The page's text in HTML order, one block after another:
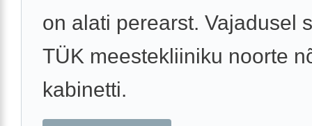
on alati perearst. Vajadusel
TÜK meestekliiniku noorte
kabinetti.